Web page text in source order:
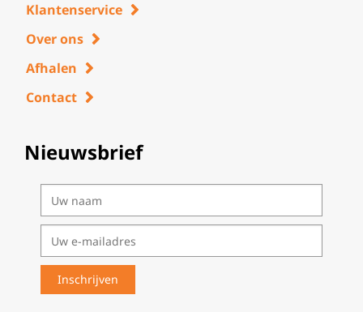
Klantenservice
Over ons
Afhalen
Contact
Nieuwsbrief